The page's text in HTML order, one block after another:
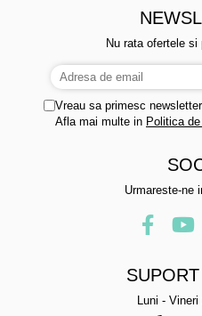
Nu rata ofertele
Vreau sa primesc
Afla mai multe in Politica
Urmareste-ne
Luni -